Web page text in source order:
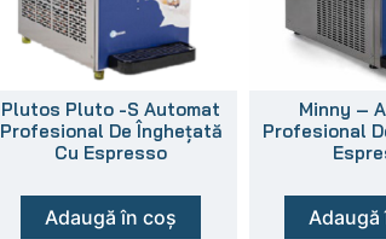
Plutos Pluto -S Automat
Profesional De Înghețată
Cu Espresso
Adaugă în coș
Minny –
Profesional
Adaugă